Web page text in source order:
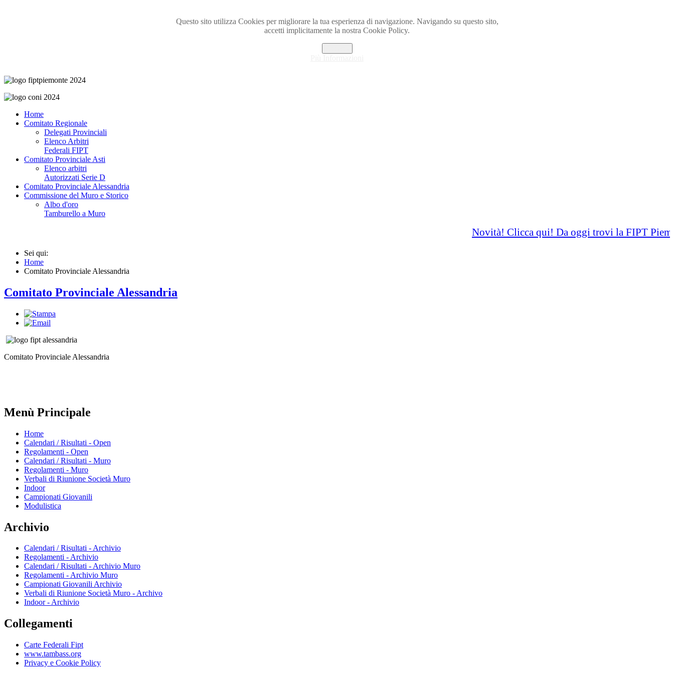
Questo sito utilizza Cookies per migliorare la tua esperienza di navigazione. Navigando su questo sito,
accetti implicitamente la nostra Cookie Policy.
Home
Comitato Regionale
Delegati Provinciali
Elenco Arbitri
Federali FIPT
Comitato Provinciale Asti
Elenco arbitri
Autorizzati Serie D
Comitato Provinciale Alessandria
Commissione del Muro e Storico
Albo d'oro
Tamburello a Muro
Novità! Clicca qui! Da oggi trovi la FIPT
Sei qui:
Home
Comitato Provinciale Alessandria
Comitato Provinciale Alessandria
Comitato Provinciale Alessandria
Menù Principale
Home
Calendari / Risultati - Open
Regolamenti - Open
Calendari / Risultati - Muro
Regolamenti - Muro
Verbali di Riunione Società Muro
Indoor
Campionati Giovanili
Modulistica
Archivio
Calendari / Risultati - Archivio
Regolamenti - Archivio
Calendari / Risultati - Archivio Muro
Regolamenti - Archivio Muro
Campionati Giovanili Archivio
Verbali di Riunione Società Muro - Archivo
Indoor - Archivio
Collegamenti
Carte Federali Fipt
www.tambass.org
Privacy e Cookie Policy